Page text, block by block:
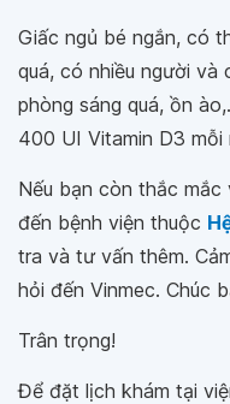
Giấc ngủ bé ngắn, có
quá, có nhiều người và
phòng sáng quá, ồn
400 UI Vitamin D3 mỗi
Nếu bạn còn thắc mắc
đến bệnh viện thuộc
tra và tư vấn thêm.
hỏi đến Vinmec. Chúc
Trân trọng!
Để đặt lịch khám tại